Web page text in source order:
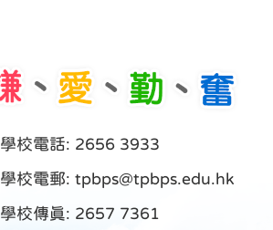
學校電話: 2656 3933
學校電郵: tpbps@tpbps.edu.hk
學校傳真: 2657 7361